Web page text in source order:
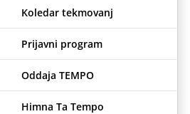
Koledar tekmovanj
Prijavni program
Oddaja TEMPO
Himna Ta Tempo